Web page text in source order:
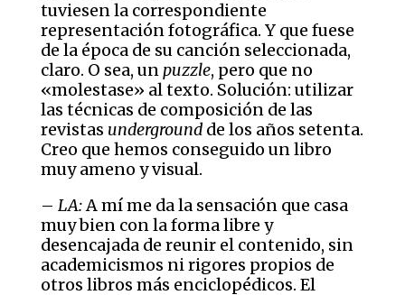
tuviesen la correspondiente
representación fotográfica. Y que fuese
de la época de su canción seleccionada,
claro. O sea, unpuzzle, pero que no
«molestase» al texto. Solución: utilizar
las técnicas de composición de las
revistas undergroundde los años setenta.
Creo que hemos conseguido un libro
muy ameno y visual.
– LA:A mí me da la sensación que casa
muy bien con la forma libre y
desencajada de reunir el contenido, sin
academicismos ni rigores propios de
otros libros más enciclopédicos. El